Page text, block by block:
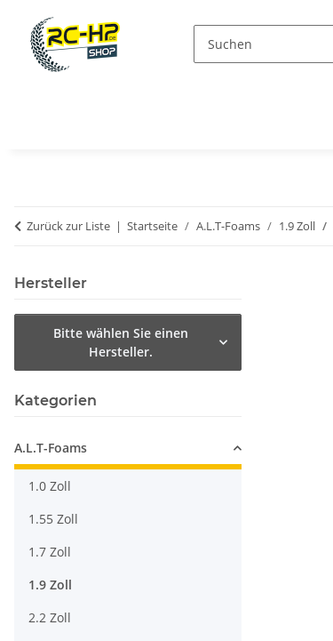
Zurück zur Liste Startseite A.L.T-Foams 1.9 Zoll
Hersteller
Bitte wählen Sie einen
Hersteller.
Kategorien
A.L.T-Foams
1.0 Zoll
1.55 Zoll
1.7 Zoll
1.9 Zoll
2.2 Zoll